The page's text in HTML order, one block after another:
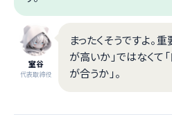
室谷
代表取締役
まったくそうですよ。
が高いか」ではなくて
が合うか」。